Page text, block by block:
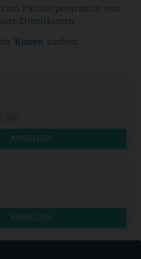
Kissen' suchen...
+2
ANMELDEN
ANMELDEN